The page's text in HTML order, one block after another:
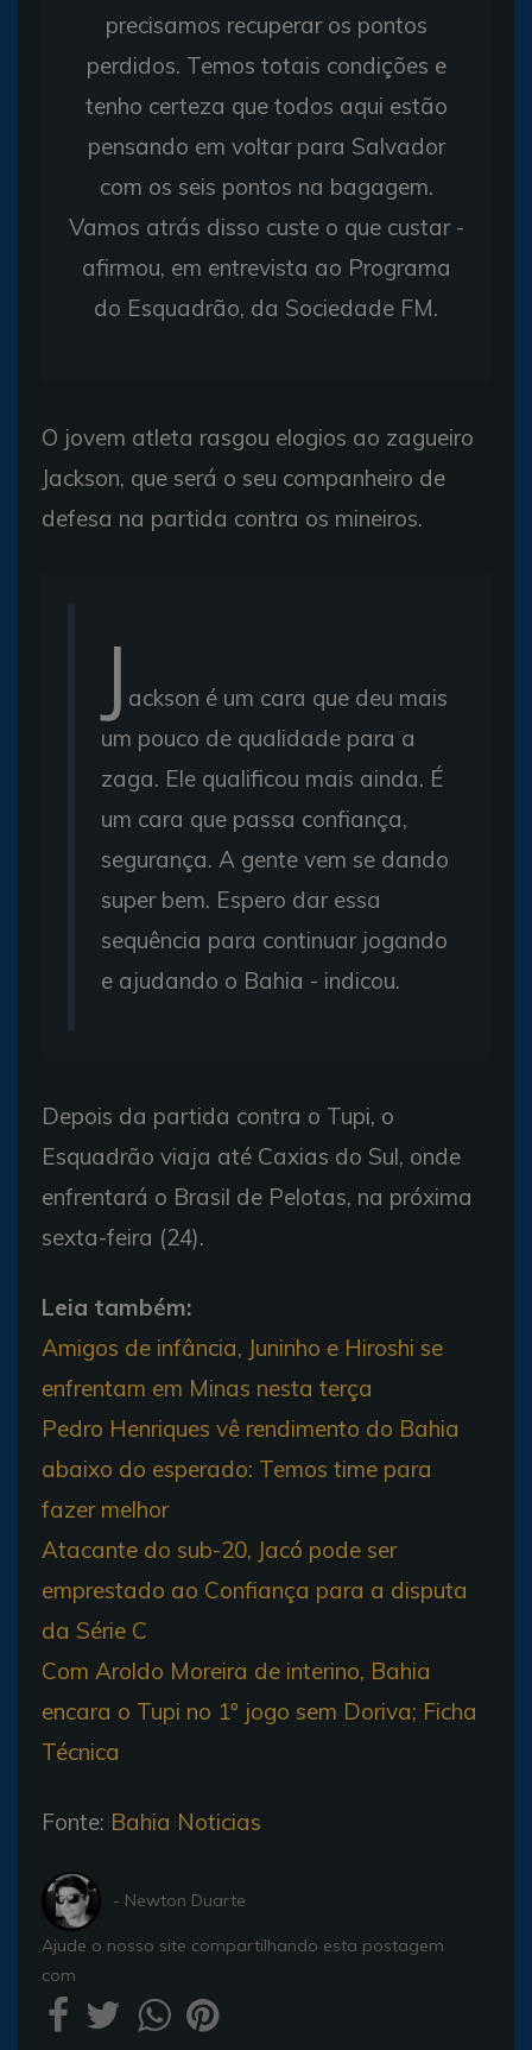
precisamos recuperar os pontos
perdidos. Temos totais condições e
tenho certeza que todos aqui estão
pensando em voltar para Salvador
com os seis pontos na bagagem.
Vamos atrás disso custe o que custar -
afirmou, em entrevista ao Programa
do Esquadrão, da Sociedade FM.
O jovem atleta rasgou elogios ao zagueiro
Jackson, que será o seu companheiro de
defesa na partida contra os mineiros.
J ackson é um cara que deu mais
um pouco de qualidade para a
zaga. Ele qualificou mais ainda. É
um cara que passa confiança,
segurança. A gente vem se dando
super bem. Espero dar essa
sequência para continuar jogando
e ajudando o Bahia - indicou.
Depois da partida contra o Tupi, o
Esquadrão viaja até Caxias do Sul, onde
enfrentará o Brasil de Pelotas, na próxima
sexta-feira (24).
Leia também:
Amigos de infância, Juninho e Hiroshi se
enfrentam em Minas nesta terça
Pedro Henriques vê rendimento do Bahia
abaixo do esperado: Temos time para
fazer melhor
Atacante do sub-20, Jacó pode ser
emprestado ao Confiança para a disputa
da Série C
Com Aroldo Moreira de interino, Bahia
encara o Tupi no 1º jogo sem Doriva; Ficha
Técnica
Fonte: Bahia Noticias
- Newton Duarte
Ajude o nosso site compartilhando esta postagem
com